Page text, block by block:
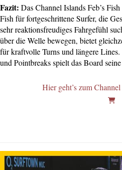
Fazit: Das Channel Islands Feb’s
Fish für fortgeschrittene Surfer, die
sehr reaktionsfreudiges Fahrgefühl
über die Welle bewegen, bietet
für kraftvolle Turns und längere
und Pointbreaks spielt das Board
Hier geht’s zum